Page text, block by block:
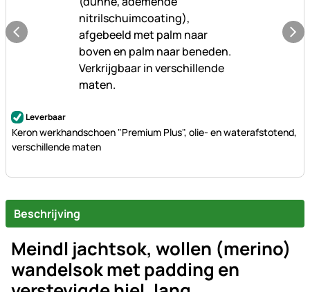
Nog geen beoordelingen geplaatst
Leverbaar
Keron werkhandschoen "Premium Plus", olie- en waterafstotend,
verschillende maten
Beschrijving
Meindl jachtsok, wollen (merino)
wandelsok met padding en